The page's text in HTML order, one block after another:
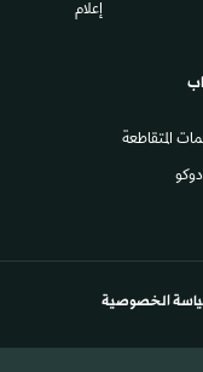
إعلام
المتقاطعة
الخصوصية